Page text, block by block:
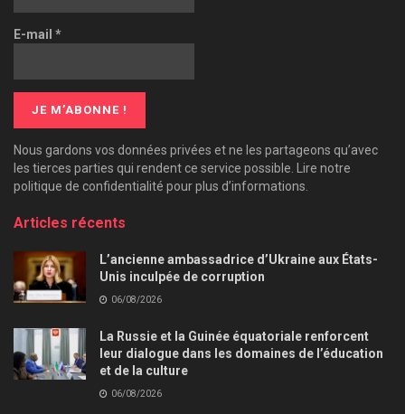
E-mail *
Nous gardons vos données privées et ne les partageons qu’avec
les tierces parties qui rendent ce service possible. Lire notre
politique de confidentialité pour plus d’informations.
Articles récents
L’ancienne ambassadrice d’Ukraine aux États-
Unis inculpée de corruption
06/08/2026
La Russie et la Guinée équatoriale renforcent
leur dialogue dans les domaines de l’éducation
et de la culture
06/08/2026